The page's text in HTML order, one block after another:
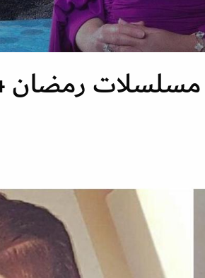
رمضان 2024